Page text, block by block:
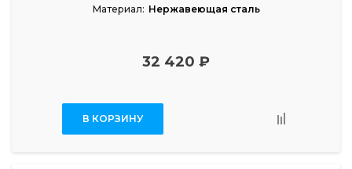
Материал: Нержавеющая сталь
32 420 ₽
В КОРЗИНУ